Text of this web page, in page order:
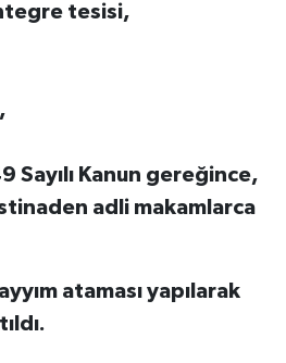
tesisi,
Sayılı Kanun gereğince,
adli makamlarca
ataması yapılarak